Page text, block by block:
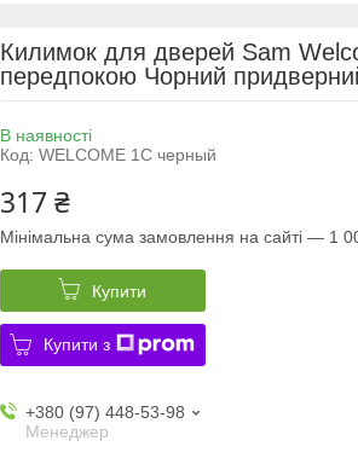
Килимок для дверей Sam
передпокою Чорний
В наявності
Код: WELCOME 1C черный
317 ₴
Мінімальна сума замовлення на сайті — 1
Купити
Купити з
+380 (97) 448-53-98
Менеджер